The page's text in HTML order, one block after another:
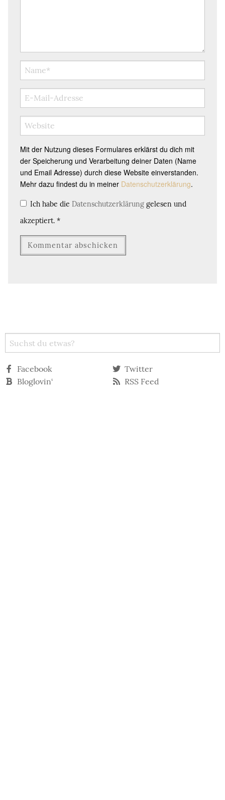
Mit der Nutzung dieses Formulares erklärst du dich mit
der Speicherung und Verarbeitung deiner Daten (Name
und Email Adresse) durch diese Website einverstanden.
Mehr dazu findest du in meiner Datenschutzerklärung.
Ich habe die Datenschutzerklärung gelesen und
akzeptiert. *
Facebook
Twitter
Bloglovin‘
RSS Feed